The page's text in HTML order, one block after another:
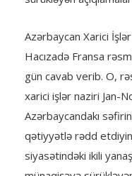
Azərbaycan Xarici
Hacızadə Fransa
gün cavab verib. O,
xarici işlər naziri Jan-
Azərbaycandakı
qətiyyətlə rədd
siyasətindəki ikili